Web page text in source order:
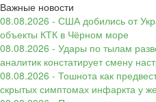
Важные новости
08.08.2026 - США добились от
объекты КТК в Чёрном море
08.08.2026 - Удары по тылам
аналитик констатирует смену
08.08.2026 - Тошнота как
скрытых симптомах инфаркта у